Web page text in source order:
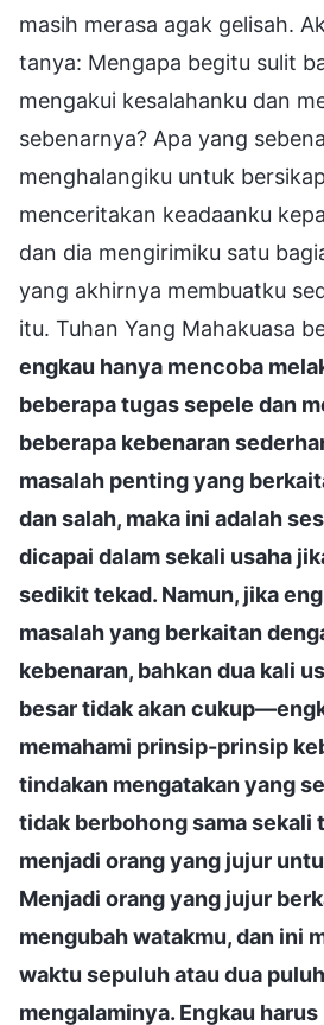
masih merasa agak gelisah.
tanya: Mengapa begitu sulit
mengakui kesalahanku dan
sebenarnya? Apa yang
menghalangiku untuk
menceritakan keadaanku
dan dia mengirimiku satu
yang akhirnya membuatku
itu. Tuhan Yang Mahakuasa
engkau hanya mencoba
beberapa tugas sepele dan
beberapa kebenaran
masalah penting yang
dan salah, maka ini adalah
dicapai dalam sekali usaha
sedikit tekad. Namun, jika
masalah yang berkaitan
kebenaran, bahkan dua kali
besar tidak akan
memahami prinsip-prinsip
tindakan mengatakan yang
tidak berbohong sama sekali
menjadi orang yang jujur
Menjadi orang yang jujur
mengubah watakmu, dan ini
waktu sepuluh atau dua
mengalaminya. Engkau